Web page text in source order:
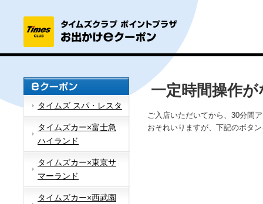
タイムズ スパ・レスタ
タイムズカー×富士急
ハイランド
タイムズカー×東京サ
マーランド
タイムズカー×西武園
一定時間操作
ご入店いただいてから、30分間
おそれいりますが、下記のボタ